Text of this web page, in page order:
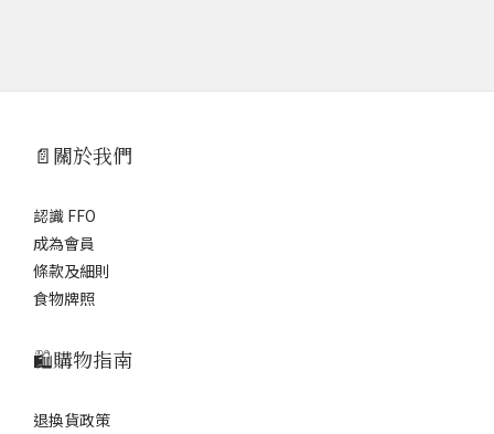
📄關於我們
認識 FFO
成為會員
條款及細則
食物牌照
🛍️購物指南
退換貨政策